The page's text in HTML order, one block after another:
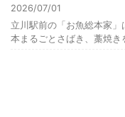
2026/07/01
立川駅前の「お魚総本家
本まるごとさばき、藁焼